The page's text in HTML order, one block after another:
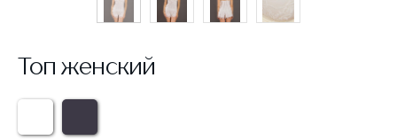
Топ женский